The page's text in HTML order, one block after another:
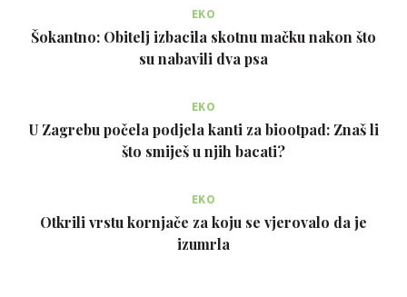
EKO
Šokantno: Obitelj izbacila skotnu mačku nakon što
su nabavili dva psa
EKO
U Zagrebu počela podjela kanti za biootpad: Znaš li
što smiješ u njih bacati?
EKO
Otkrili vrstu kornjače za koju se vjerovalo da je
izumrla